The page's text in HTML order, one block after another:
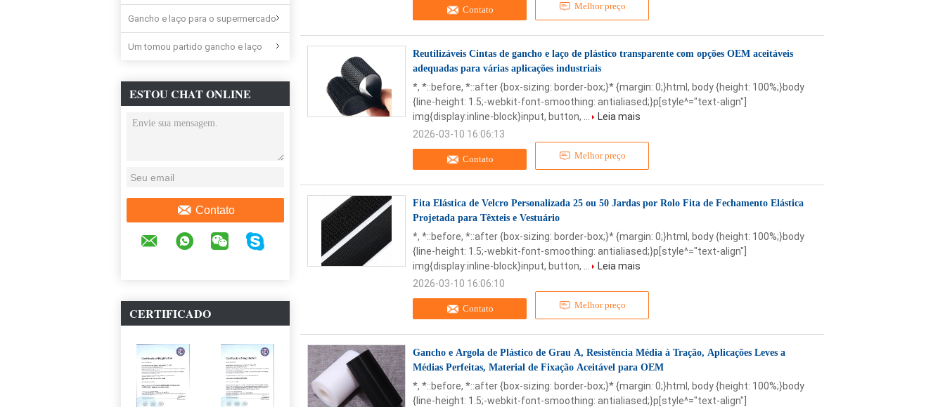
Gancho e laço para o supermercado
Um tomou partido gancho e laço
ESTOU CHAT ONLINE
AGORA
Contato
CERTIFICADO
Contato Melhor preço
Reutilizáveis Cintas de gancho e laço de plástico transparente com opções OEM aceitáveis
adequadas para várias aplicações industriais
Contato Melhor preço
*, *::before, *::after {box-sizing: border-box;}* {margin: 0;}html, body {height: 100%;}body
{line-height: 1.5;-webkit-font-smoothing: antialiased;}p[style^="text-align"]
img{display:inline-block}input, button, ...
Leia mais
2026-03-10 16:06:13
Fita Elástica de Velcro Personalizada 25 ou 50 Jardas por Rolo Fita de Fechamento Elástica
Projetada para Têxteis e Vestuário
Contato Melhor preço
*, *::before, *::after {box-sizing: border-box;}* {margin: 0;}html, body {height: 100%;}body
{line-height: 1.5;-webkit-font-smoothing: antialiased;}p[style^="text-align"]
img{display:inline-block}input, button, ...
Leia mais
2026-03-10 16:06:10
Gancho e Argola de Plástico de Grau A, Resistência Média à Tração, Aplicações Leves a
Médias Perfeitas, Material de Fixação Aceitável para OEM
*, *::before, *::after {box-sizing: border-box;}* {margin: 0;}html, body {height: 100%;}body
{line-height: 1.5;-webkit-font-smoothing: antialiased;}p[style^="text-align"]